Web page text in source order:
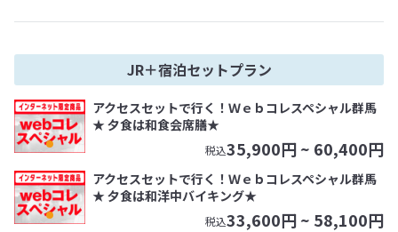
JR＋宿泊セットプラン
アクセスセットで行く！Ｗｅｂコレスペシャル群馬
★ 夕食は和食会席膳★
税込35,900円 ~ 60,400円
アクセスセットで行く！Ｗｅｂコレスペシャル群馬
★ 夕食は和洋中バイキング★
税込33,600円 ~ 58,100円